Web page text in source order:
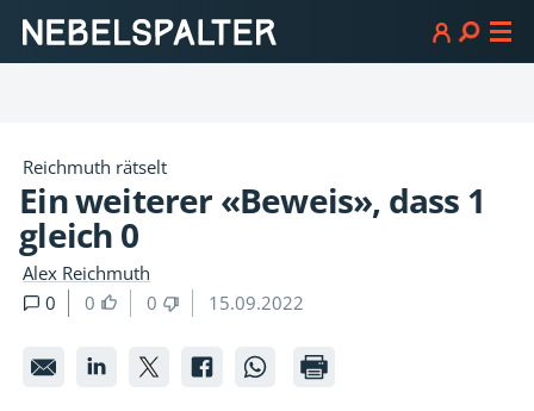
Reichmuth rätselt
Ein weiterer «Beweis», dass 1
gleich 0
Alex Reichmuth
0
0 0 15.09.2022
EinEinEinEinEin